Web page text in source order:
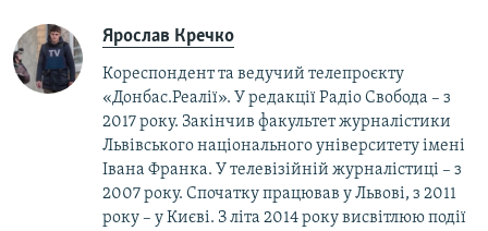
Ярослав Кречко
Кореспондент та ведучий телепроєкту
«Донбас.Реалії». У редакції Радіо Свобода – з
2017 року. Закінчив факультет журналістики
Львівського національного університету імені
Івана Франка. У телевізійній журналістиці – з
2007 року. Спочатку працював у Львові, з 2011
року – у Києві. З літа 2014 року висвітлюю події